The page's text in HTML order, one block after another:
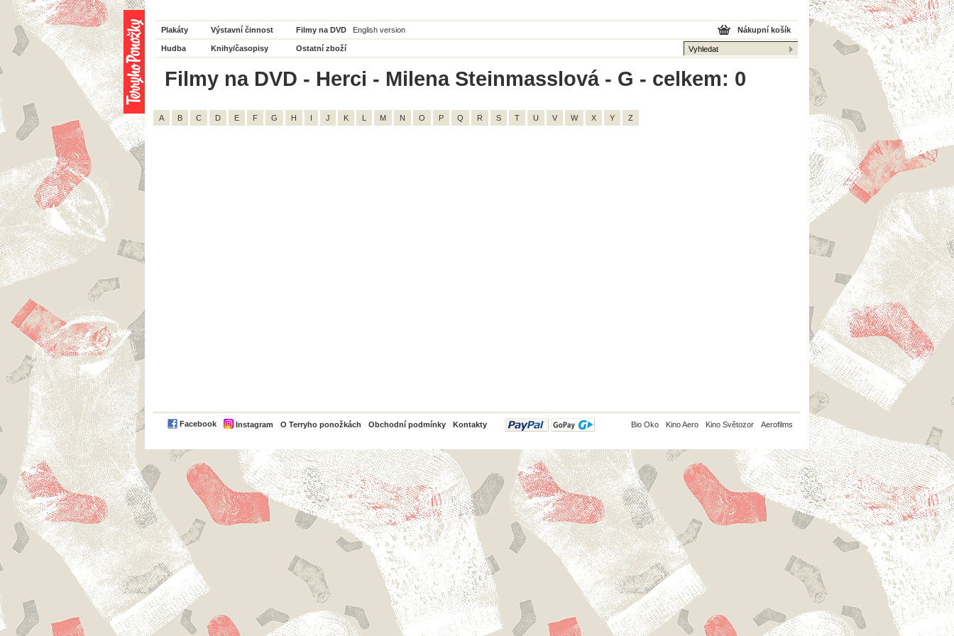
Plakáty Výstavní činnost Filmy na DVD English version
Hudba Knihy/časopisy Ostatní zboží
Nákupní košík
Filmy na DVD - Herci - Milena Steinmasslová - G - celkem: 0
A B C D E F G H I J K L M N O P Q R S T U V W X Y Z
Facebook Instagram O Terryho ponožkách Obchodní podmínky Kontakty
PayPal Bio Oko Kino Aero Kino Světozor Aerofilms